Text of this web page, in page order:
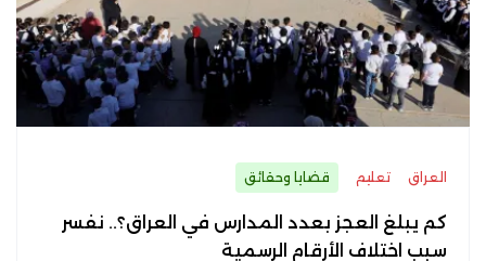
العراق تعليم قضايا وحقائق
كم يبلغ العجز بعدد المدارس في العراق؟.. نفسر
سبب اختلاف الأرقام الرسمية